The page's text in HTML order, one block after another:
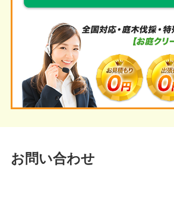
お問い合わせ